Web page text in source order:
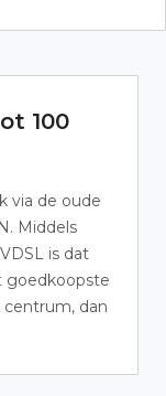
100
via de oude
Middels
is dat
goedkoopste
dan